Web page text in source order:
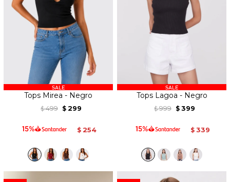
Tops Mirea - Negro
$ 499 $ 299
$ 254
Tops Lagoa - Negro
$ 999 $ 399
$ 339